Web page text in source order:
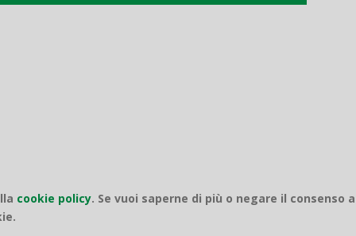
cookie policy. Se vuoi saperne di più o negare il consenso a